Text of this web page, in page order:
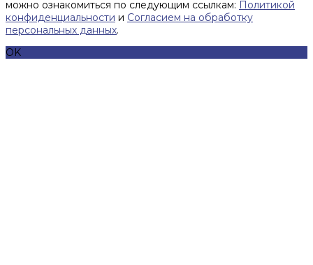
можно ознакомиться по следующим ссылкам: Политикой
конфиденциальности и Согласием на обработку
персональных данных.
OK